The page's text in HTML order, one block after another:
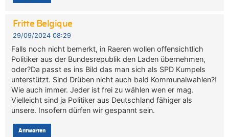
Fritte Belgique
29/09/2024 08:29
Falls noch nicht bemerkt, in Raeren wollen offensichtlich
Politiker aus der Bundesrepublik den Laden übernehmen,
oder?Da passt es ins Bild das man sich als SPD Kumpels
unterstützt. Sind Drüben nicht auch bald Kommunalwahlen?!
Wie auch immer. Jeder ist frei zu wählen wen er mag.
Vielleicht sind ja Politiker aus Deutschland fähiger als
unsere. Insofern dürfen wir gespannt sein.
Antworten